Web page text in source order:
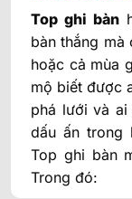
Top ghi bàn
bàn thắng
hoặc cả mùa
mộ biết được
phá lưới và
dấu ấn
Top ghi bàn
Trong đó: